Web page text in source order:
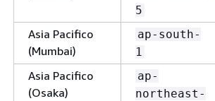
5
Asia Pacifico
(Mumbai)
ap-south-
1
Asia Pacifico
(Osaka)
ap-
northeast-